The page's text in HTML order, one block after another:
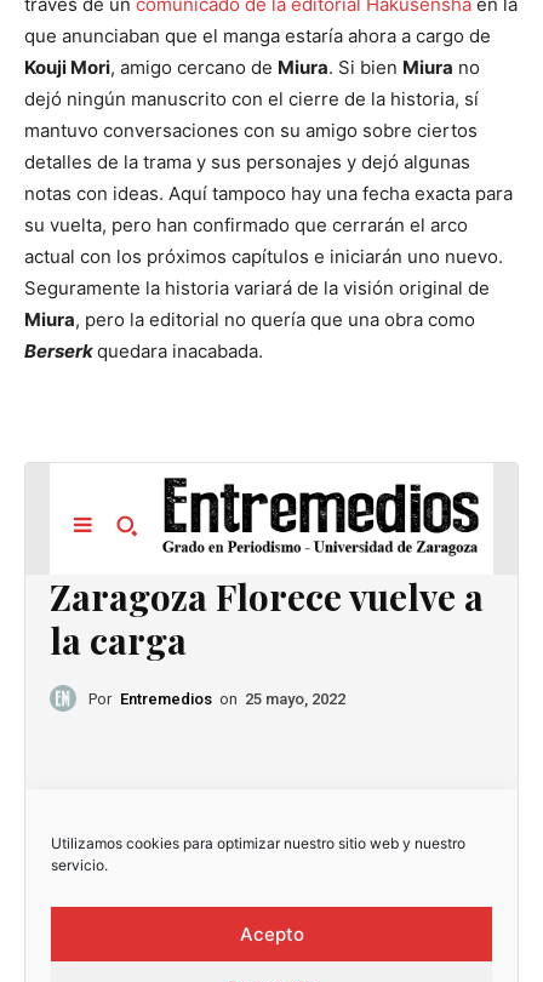
que anunciaban que el manga estaría ahora a cargo de
Kouji Mori, amigo cercano de Miura. Si bien Miura no
dejó ningún manuscrito con el cierre de la historia, sí
mantuvo conversaciones con su amigo sobre ciertos
detalles de la trama y sus personajes y dejó algunas
notas con ideas. Aquí tampoco hay una fecha exacta para
su vuelta, pero han confirmado que cerrarán el arco
actual con los próximos capítulos e iniciarán uno nuevo.
Seguramente la historia variará de la visión original de
Miura, pero la editorial no quería que una obra como
Berserkquedara inacabada.